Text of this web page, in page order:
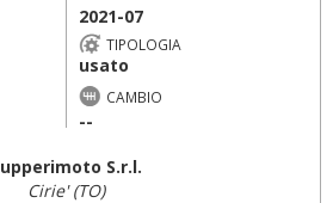
2021-07
TIPOLOGIA
usato
CAMBIO
--
S.r.l.
Cirie' (TO)